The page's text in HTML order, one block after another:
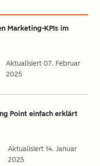
Marketing-KPIs im
Aktualisiert07. Februar
2025
Point einfach erklärt
Aktualisiert14. Januar
2025